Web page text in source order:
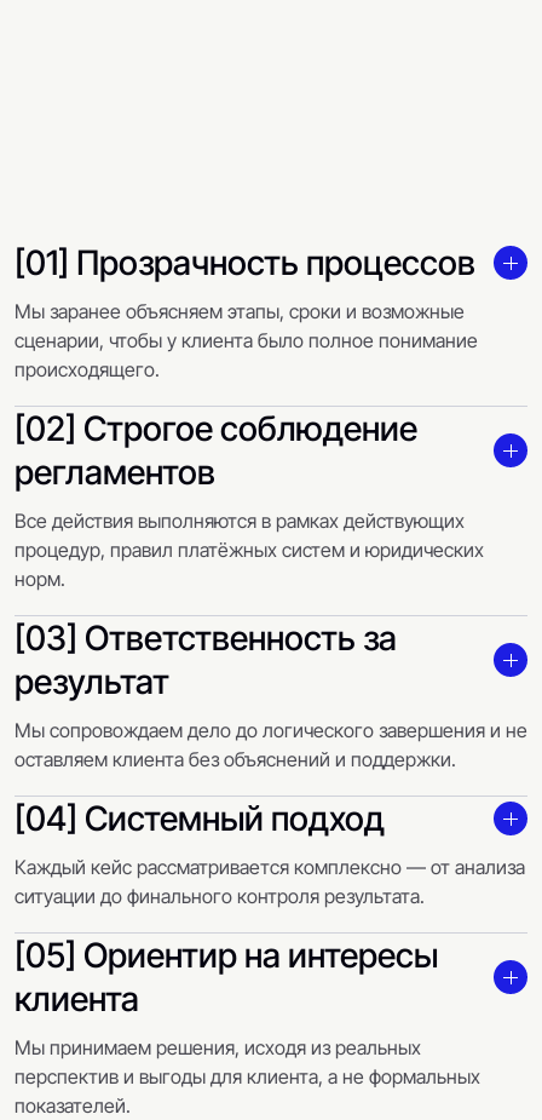
[01] Прозрачность процессов
Мы заранее объясняем этапы, сроки и возможные
сценарии, чтобы у клиента было полное понимание
происходящего.
[02] Строгое соблюдение
регламентов
Все действия выполняются в рамках действующих
процедур, правил платёжных систем и юридических
норм.
[03] Ответственность за
результат
Мы сопровождаем дело до логического завершения и не
оставляем клиента без объяснений и поддержки.
[04] Системный подход
Каждый кейс рассматривается комплексно — от анализа
ситуации до финального контроля результата.
[05] Ориентир на интересы
клиента
Мы принимаем решения, исходя из реальных
перспектив и выгоды для клиента, а не формальных
показателей.